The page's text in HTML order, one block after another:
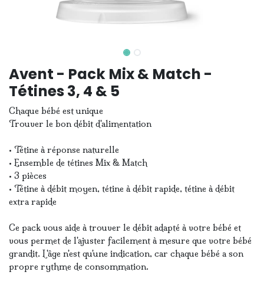
Avent - Pack Mix & Match -
Tétines 3, 4 & 5
Chaque bébé est unique
Trouver le bon débit d'alimentation
• Tétine à réponse naturelle
• Ensemble de tétines Mix & Match
• 3 pièces
• Tétine à débit moyen, tétine à débit rapide, tétine à débit
extra rapide
Ce pack vous aide à trouver le débit adapté à votre bébé et
vous permet de l'ajuster facilement à mesure que votre bébé
grandit. L'âge n'est qu'une indication, car chaque bébé a son
propre rythme de consommation.